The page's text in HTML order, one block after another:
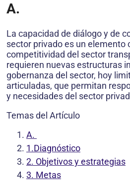
A.
La capacidad de diálogo y de
sector privado es un elemento
competitividad del sector
requieren nuevas estructuras
gobernanza del sector, hoy
articuladas, que permitan
y necesidades del sector
Temas del Artículo
A.
1.Diagnóstico
2. Objetivos y estrategias
3. Metas